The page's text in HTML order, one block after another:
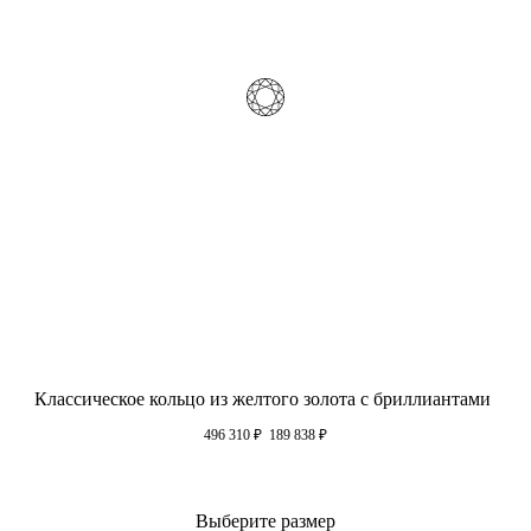
Классическое кольцо из желтого золота с бриллиантами
496 310 ₽ 189 838 ₽
Выберите размер